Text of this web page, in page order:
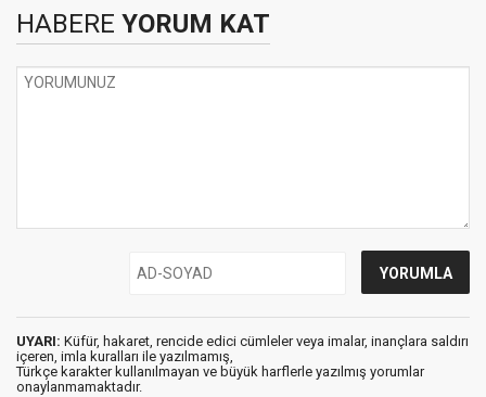
HABERE YORUM KAT
UYARI: Küfür, hakaret, rencide edici cümleler veya imalar, inançlara saldırı
içeren, imla kuralları ile yazılmamış,
Türkçe karakter kullanılmayan ve büyük harflerle yazılmış yorumlar
onaylanmamaktadır.